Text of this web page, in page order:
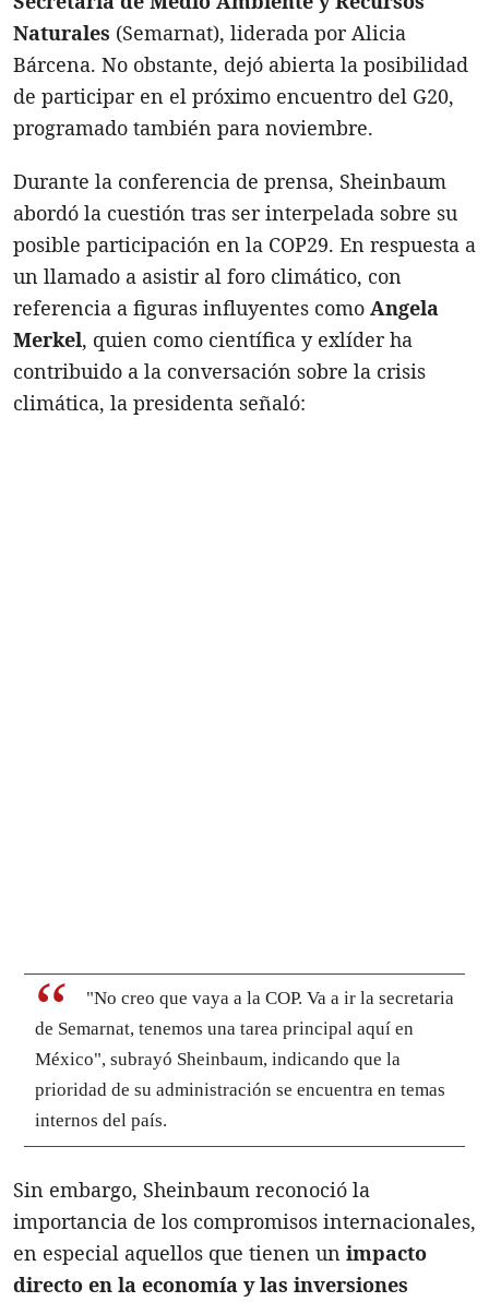
Naturales (Semarnat), liderada por Alicia
Bárcena. No obstante, dejó abierta la posibilidad
de participar en el próximo encuentro del G20,
programado también para noviembre.
Durante la conferencia de prensa, Sheinbaum
abordó la cuestión tras ser interpelada sobre su
posible participación en la COP29. En respuesta a
un llamado a asistir al foro climático, con
referencia a figuras influyentes como Angela
Merkel, quien como científica y exlíder ha
contribuido a la conversación sobre la crisis
climática, la presidenta señaló:
"No creo que vaya a la COP. Va a ir la secretaria
de Semarnat, tenemos una tarea principal aquí en
México", subrayó Sheinbaum, indicando que la
prioridad de su administración se encuentra en temas
internos del país.
Sin embargo, Sheinbaum reconoció la
importancia de los compromisos internacionales,
en especial aquellos que tienen un impacto
directo en la economía y las inversiones